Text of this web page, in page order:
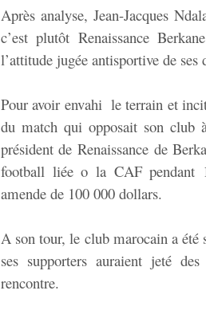
Après analyse, Jean-Jacques
c’est plutôt Renaissance
l’attitude jugée antisportive de ses
Pour avoir envahi le terrain et
du match qui opposait son club
président de Renaissance de
football liée o la CAF pendant
amende de 100 000 dollars.
A son tour, le club marocain a
ses supporters auraient jeté
rencontre.